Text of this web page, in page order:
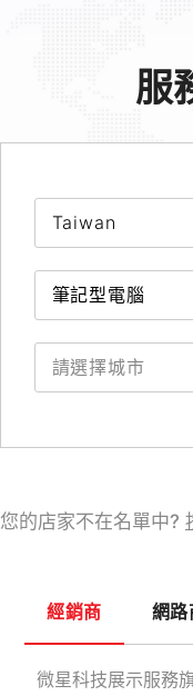
服
Taiwan
筆記型電腦
請選擇城市
您的店家不在名單中?
經銷商 網路
微星科技展示服務